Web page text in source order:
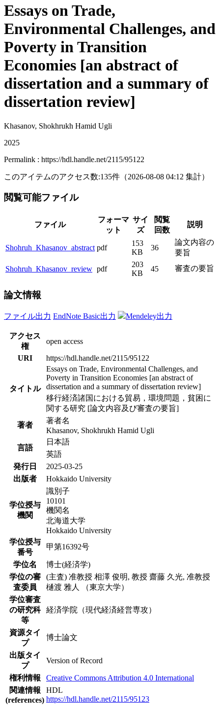
Essays on Trade,
Environmental Challenges, and
Poverty in Transition
Economies [an abstract of
dissertation and a summary of
dissertation review]
Khasanov, Shokhrukh Hamid Ugli
2025
Permalink : https://hdl.handle.net/2115/95122
このアイテムのアクセス数:135件 （2026-08-08 04:12 集計）
閲覧可能ファイル
ファイル
フォーマ
ット
サイ
ズ
閲覧
回数
説明
Shohruh_Khasanov_abstract pdf
153
KB
36
論文内容の
要旨
Shohruh_Khasanov_review pdf
203
KB
45 審査の要旨
論文情報
ファイル出力 EndNote Basic出力 Mendeley出力
アクセス
権
open access
URI
https://hdl.handle.net/2115/95122
タイトル
Essays on Trade, Environmental Challenges, and
Poverty in Transition Economies [an abstract of
dissertation and a summary of dissertation review]
移行経済諸国における貿易，環境問題，貧困に
関する研究 [論文内容及び審査の要旨]
著者
著者名
Khasanov, Shokhrukh Hamid Ugli
言語
日本語
英語
発行日
2025-03-25
出版者
Hokkaido University
学位授与
機関
識別子
10101
機関名
北海道大学
Hokkaido University
学位授与
番号
甲第16392号
学位名
博士(経済学)
学位の審
査委員
(主査) 准教授 相澤 俊明, 教授 齋藤 久光, 准教授
樋渡 雅人 （東京大学）
学位審査
の研究科
等
経済学院（現代経済経営専攻）
資源タイ
プ
博士論文
出版タイ
プ
Version of Record
権利情報
Creative Commons Attribution 4.0 International
関連情報
(references)
HDL
https://hdl.handle.net/2115/95123